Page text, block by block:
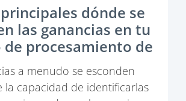
dónde se
las ganancias en tu
de procesamiento de
a menudo se esconden
la capacidad de identificarlas